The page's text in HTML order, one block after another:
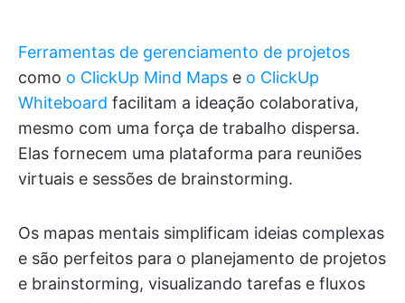
Ferramentas de gerenciamento de projetos
como o ClickUp Mind Maps e o ClickUp
Whiteboard facilitam a ideação colaborativa,
mesmo com uma força de trabalho dispersa.
Elas fornecem uma plataforma para reuniões
virtuais e sessões de brainstorming.
Os mapas mentais simplificam ideias complexas
e são perfeitos para o planejamento de projetos
e brainstorming, visualizando tarefas e fluxos